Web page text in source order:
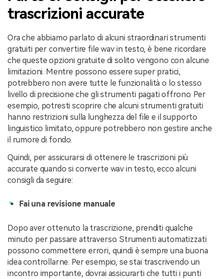
trascrizioni accurate
Ora che abbiamo parlato di alcuni straordinari strumenti
gratuiti per convertire file wav in testo, è bene ricordare
che queste opzioni gratuite di solito vengono con alcune
limitazioni. Mentre possono essere super pratici,
potrebbero non avere tutte le funzionalità o lo stesso
livello di precisione che gli strumenti pagati offrono. Per
esempio, potresti scoprire che alcuni strumenti gratuiti
hanno restrizioni sulla lunghezza del file e il supporto
linguistico limitato, oppure potrebbero non gestire anche
il rumore di fondo.
Quindi, per assicurarsi di ottenere le trascrizioni più
accurate quando si converte wav in testo, ecco alcuni
consigli da seguire:
Fai una revisione manuale
Dopo aver ottenuto la trascrizione, prenditi qualche
minuto per passare attraverso. Strumenti automatizzati
possono commettere errori, quindi è sempre una buona
idea controllarne. Per esempio, se stai trascrivendo un
incontro importante, dovrai assicurarti che tutti i punti